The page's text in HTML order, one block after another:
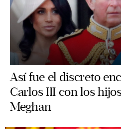
Así fue el discreto
Carlos III con los
Meghan